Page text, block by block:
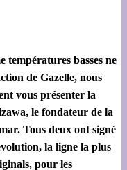
températures basses ne
de Gazelle, nous
vous présenter la
le fondateur de la
Tous deux ont signé
la ligne la plus
pour les